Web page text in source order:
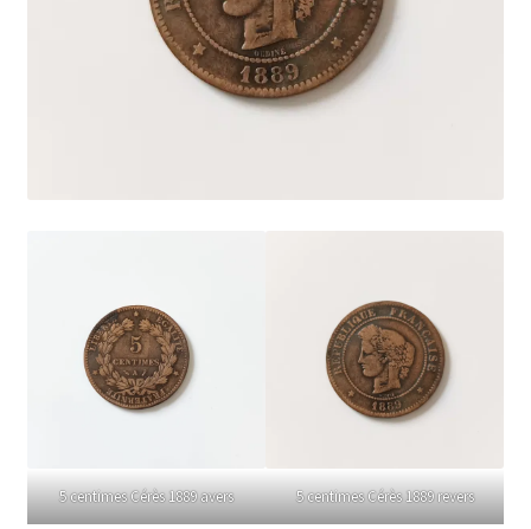
5 centimes Cérès 1889 avers 5 centimes Cérès 1889 revers